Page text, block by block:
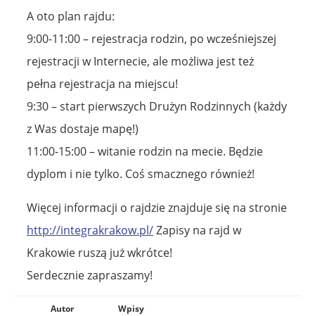
A oto plan rajdu:
9:00-11:00 – rejestracja rodzin, po wcześniejszej
rejestracji w Internecie, ale możliwa jest też
pełna rejestracja na miejscu!
9:30 – start pierwszych Drużyn Rodzinnych (każdy
z Was dostaje mapę!)
11:00-15:00 – witanie rodzin na mecie. Będzie
dyplom i nie tylko. Coś smacznego również!
Więcej informacji o rajdzie znajduje się na stronie
http://integrakrakow.pl/Zapisy na rajd w
Krakowie ruszą już wkrótce!
Serdecznie zapraszamy!
Autor Wpisy